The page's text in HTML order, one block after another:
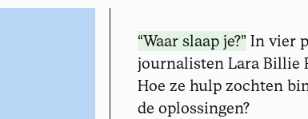
“Waar slaap je?” In vier
journalisten Lara Billie
Hoe ze hulp zochten
de oplossingen?